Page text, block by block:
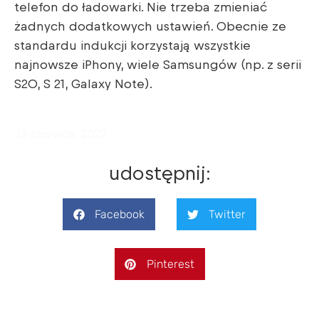
telefon do ładowarki. Nie trzeba zmieniać
żadnych dodatkowych ustawień. Obecnie ze
standardu indukcji korzystają wszystkie
najnowsze iPhony, wiele Samsungów (np. z serii
S20, S 21, Galaxy Note).
udostępnij:
Facebook Twitter
Pinterest